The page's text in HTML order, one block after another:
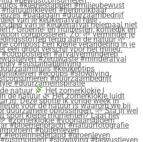
van je keukenafval hele
natuur Het zomerklokje l